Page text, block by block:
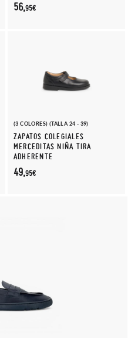
56,95€
(3 COLORES) (TALLA 24 - 39)
ZAPATOS COLEGIALES
MERCEDITAS NIÑA TIRA
ADHERENTE
49,95€